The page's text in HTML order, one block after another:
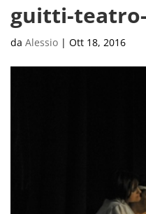
guitti-teatro-
daAlessio |Ott 18, 2016